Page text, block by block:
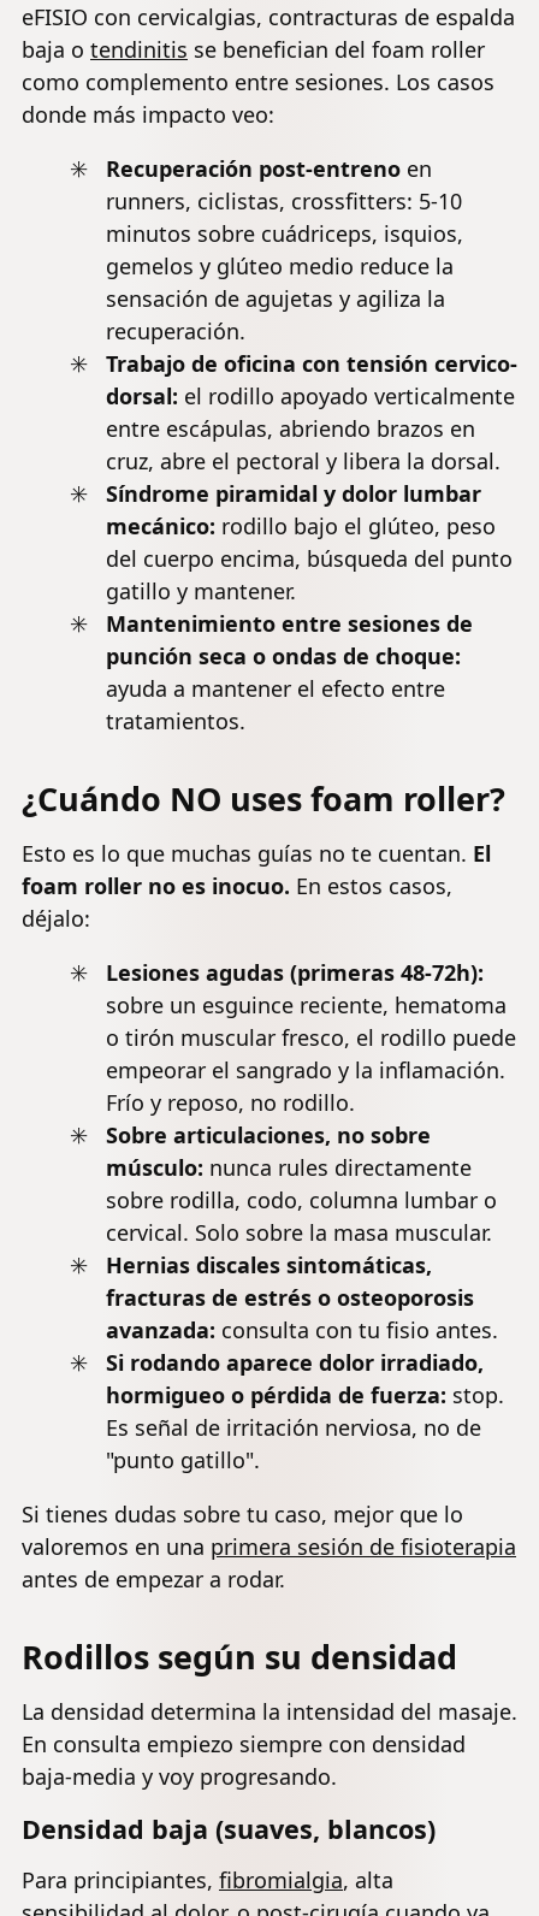
eFISIO con cervicalgias, contracturas de espalda
baja o tendinitis se benefician del foam roller
como complemento entre sesiones. Los casos
donde más impacto veo:
Recuperación post-entreno en
runners, ciclistas, crossfitters: 5-10
minutos sobre cuádriceps, isquios,
gemelos y glúteo medio reduce la
sensación de agujetas y agiliza la
recuperación.
Trabajo de oficina con tensión cervico-
dorsal: el rodillo apoyado verticalmente
entre escápulas, abriendo brazos en
cruz, abre el pectoral y libera la dorsal.
Síndrome piramidal y dolor lumbar
mecánico: rodillo bajo el glúteo, peso
del cuerpo encima, búsqueda del punto
gatillo y mantener.
Mantenimiento entre sesiones de
punción seca o ondas de choque:
ayuda a mantener el efecto entre
tratamientos.
¿Cuándo NO uses foam roller?
Esto es lo que muchas guías no te cuentan. El
foam roller no es inocuo. En estos casos,
déjalo:
Lesiones agudas (primeras 48-72h):
sobre un esguince reciente, hematoma
o tirón muscular fresco, el rodillo puede
empeorar el sangrado y la inflamación.
Frío y reposo, no rodillo.
Sobre articulaciones, no sobre
músculo: nunca rules directamente
sobre rodilla, codo, columna lumbar o
cervical. Solo sobre la masa muscular.
Hernias discales sintomáticas,
fracturas de estrés o osteoporosis
avanzada: consulta con tu fisio antes.
Si rodando aparece dolor irradiado,
hormigueo o pérdida de fuerza: stop.
Es señal de irritación nerviosa, no de
"punto gatillo".
Si tienes dudas sobre tu caso, mejor que lo
valoremos en una primera sesión de fisioterapia
antes de empezar a rodar.
Rodillos según su densidad
La densidad determina la intensidad del masaje.
En consulta empiezo siempre con densidad
baja-media y voy progresando.
Densidad baja (suaves, blancos)
Para principiantes, fibromialgia, alta